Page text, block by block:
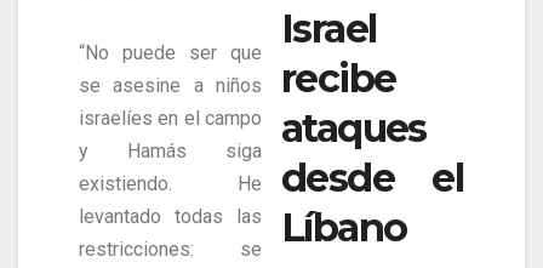
“No puede ser que
se asesine a niños
israelíes en el campo
y Hamás siga
existiendo. He
levantado todas las
restricciones: se
Israel
recibe
ataques
desde el
Líbano